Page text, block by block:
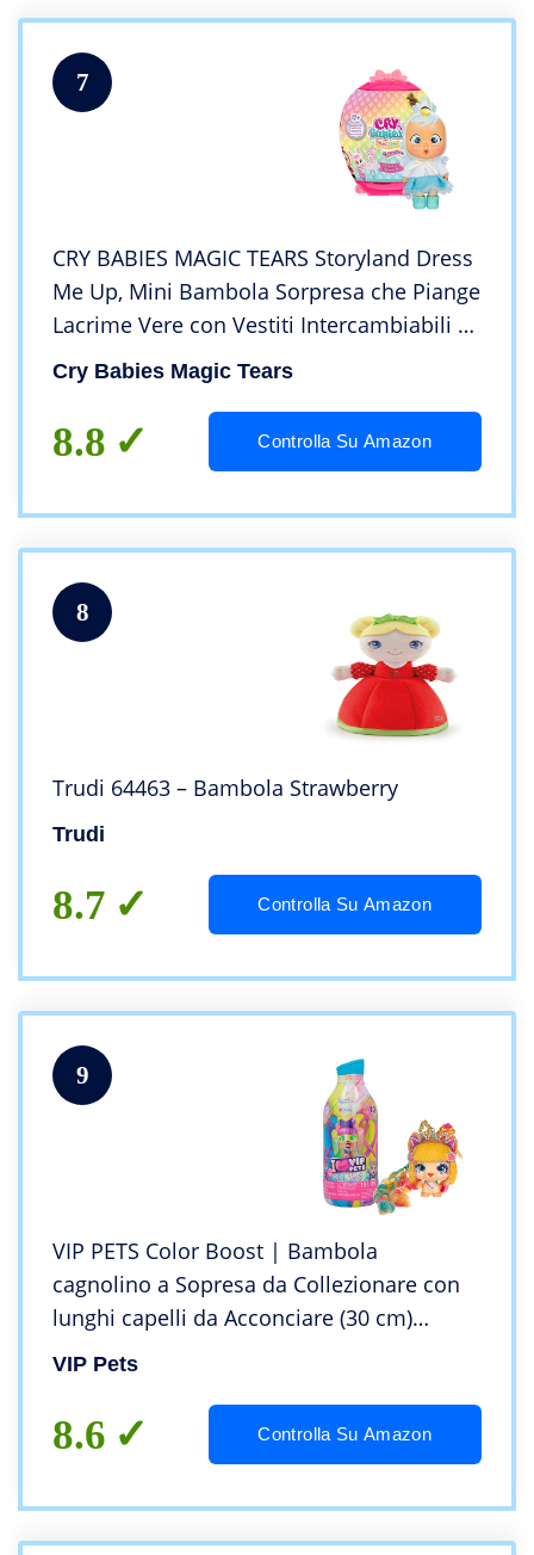
7
CRY BABIES MAGIC TEARS Storyland Dress
Me Up, Mini Bambola Sorpresa che Piange
Lacrime Vere con Vestiti Intercambiabili –
Regalo Ottimo per Bambini +3 Anni
Cry Babies Magic Tears
8.8 Controlla Su Amazon
8
Trudi 64463 – Bambola Strawberry
Trudi
8.7 Controlla Su Amazon
9
VIP PETS Color Boost | Bambola
cagnolino a Sopresa da Collezionare con
lunghi capelli da Acconciare (30 cm)
Accessori per capelli e accessori per
dai +3
VIP Pets
8.6 Controlla Su Amazon